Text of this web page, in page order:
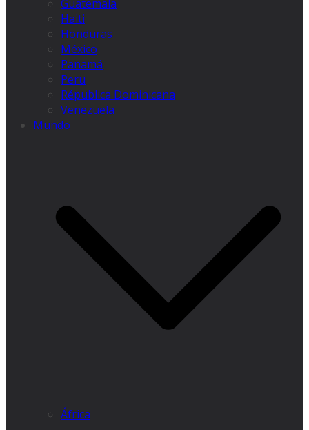
Guatemala
Haiti
Honduras
México
Panamá
Peru
Républica Dominicana
Venezuela
Mundo
África